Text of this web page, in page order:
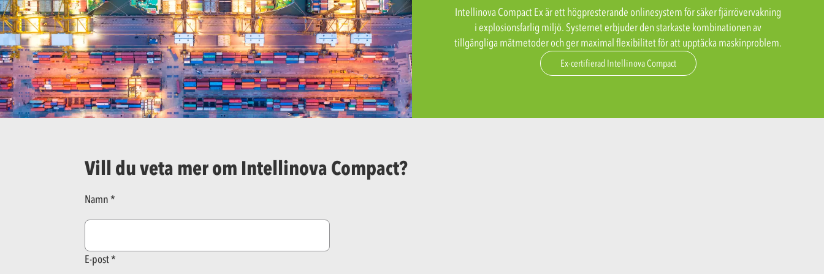
Intellinova Compact Ex är ett högpresterande onlinesystem för säker fjärrövervakning
i explosionsfarlig miljö. Systemet erbjuder den starkaste kombinationen av
tillgängliga mätmetoder och ger maximal flexibilitet för att upptäcka maskinproblem.
Ex-certifierad Intellinova Compact
Vill du veta mer om Intellinova Compact?
Namn
E-post